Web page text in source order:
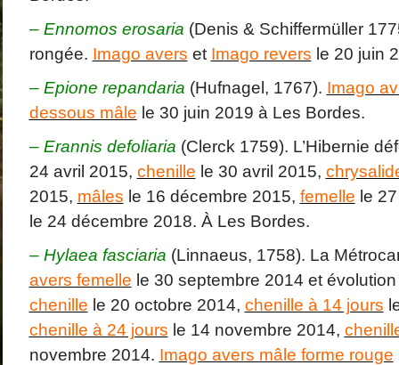
– Ennomos erosaria (Denis & Schiffermüller
rongée. Imago avers et Imago revers le 20 juin
– Epione repandaria (Hufnagel, 1767). Imago
dessous mâle le 30 juin 2019 à Les Bordes.
– Erannis defoliaria (Clerck 1759). L’Hibernie
24 avril 2015, chenille le 30 avril 2015,
2015, mâles le 16 décembre 2015, femelle le
le 24 décembre 2018. À Les Bordes.
– Hylaea fasciaria (Linnaeus, 1758). La
avers femelle le 30 septembre 2014 et
chenille le 20 octobre 2014, chenille à 14 jours
chenille à 24 jours le 14 novembre 2014, c
novembre 2014. Imago avers mâle forme rouge